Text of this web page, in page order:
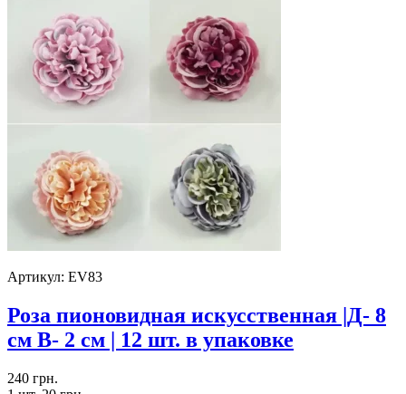
Артикул: EV83
Роза пионовидная искусственная |Д- 8
см В- 2 см | 12 шт. в упаковке
240 грн.